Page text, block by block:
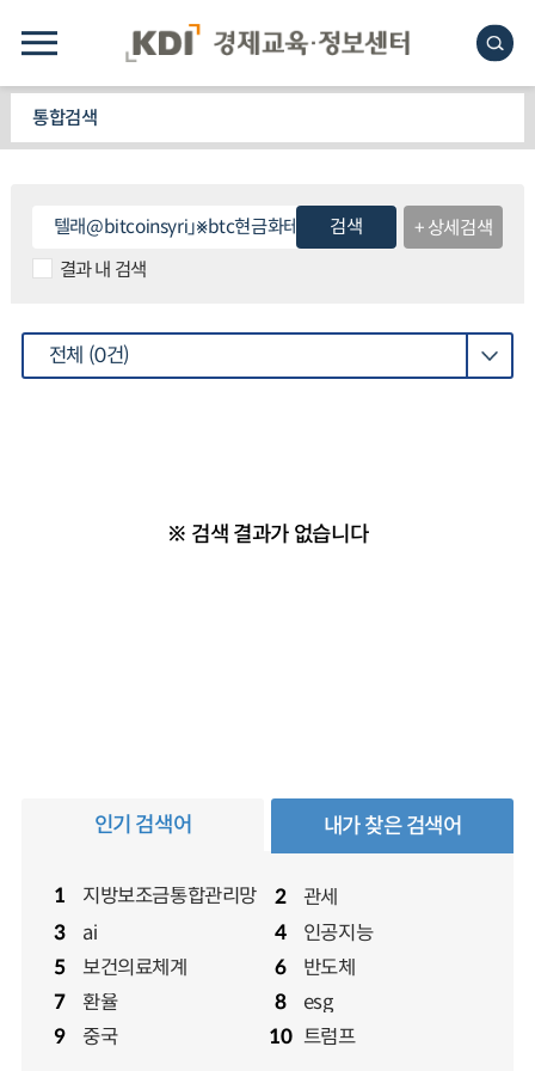
통합검색
검색
+ 상세검색
결과 내 검색
전체 (0건)
※ 검색 결과가 없습니다
인기 검색어
1 지방보조금통합관리망 2
관세
3
ai 4
인공지능
5
보건의료체계 6
반도체
7
환율 8
esg
9
중국 10 트럼프
내가 찾은 검색어